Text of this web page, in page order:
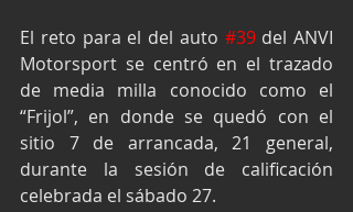
El reto para el del auto #39 del ANVI
Motorsport se centró en el trazado
de media milla conocido como el
“Frijol”, en donde se quedó con el
sitio 7 de arrancada, 21 general,
durante la sesión de calificación
celebrada el sábado 27.